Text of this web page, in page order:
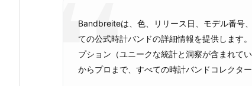
Bandbreiteは、色、リリース日、モデル番号
ての公式時計バンドの詳細情報を提供します
プション（ユニークな統計と洞察が含まれて
からプロまで、すべての時計バンドコレクタ